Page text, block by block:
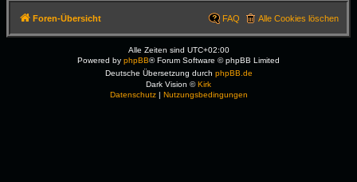
Foren-Übersicht Alle Cookies löschen
FAQ
Alle Zeiten sind UTC+02:00
Powered by phpBB® Forum Software © phpBB Limited
Deutsche Übersetzung durch phpBB.de
Dark Vision ©Kirk
Datenschutz| Nutzungsbedingungen